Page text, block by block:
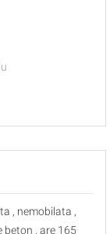
, nemobilata ,
, are 165